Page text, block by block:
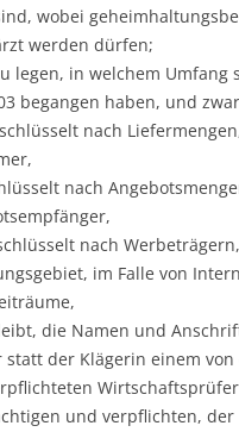
wobei
werden dürfen;
legen, in welchem Umfang
begangen haben, und
nach
nach
nach
im Falle von
die Namen und
der Klägerin einem
und verpflichten,